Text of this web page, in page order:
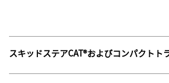
スキッドステアCAT®およびコンパクトト